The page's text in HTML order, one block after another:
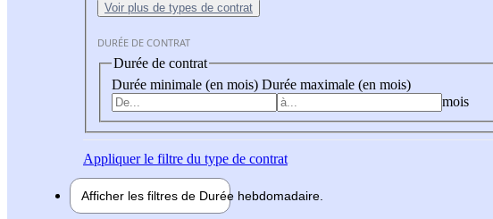
Voir plus de types de contrat
DURÉE DE CONTRAT
Durée de contrat
Durée minimale (en mois) Durée maximale (en mois)
mois
Appliquerle filtre du type de contrat
Afficher les filtres de Durée hebdomadaire